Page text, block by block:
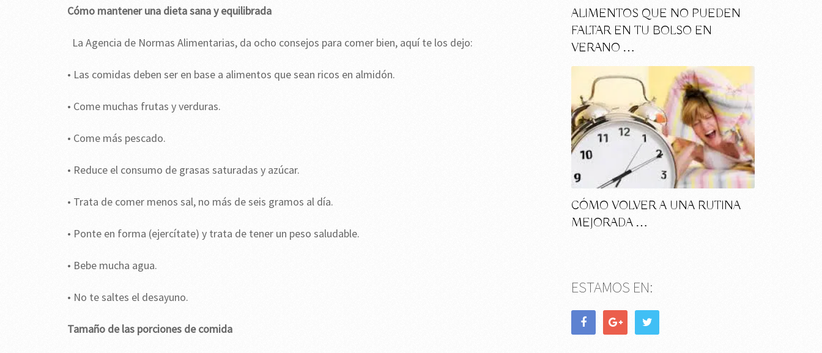
Cómo mantener una dieta sana y equilibrada
La Agencia de Normas Alimentarias, da ocho consejos para comer bien, aquí te los dejo:
• Las comidas deben ser en base a alimentos que sean ricos en almidón.
• Come muchas frutas y verduras.
• Come más pescado.
• Reduce el consumo de grasas saturadas y azúcar.
• Trata de comer menos sal, no más de seis gramos al día.
• Ponte en forma (ejercítate) y trata de tener un peso saludable.
• Bebe mucha agua.
• No te saltes el desayuno.
Tamaño de las porciones de comida
ALIMENTOS QUE NO PUEDEN
FALTAR EN TU BOLSO EN
VERANO …
CÓMO VOLVER A UNA RUTINA
MEJORADA …
ESTAMOS EN: